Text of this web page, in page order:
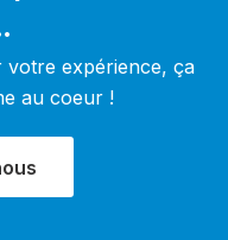
votre expérience, ça
au coeur !